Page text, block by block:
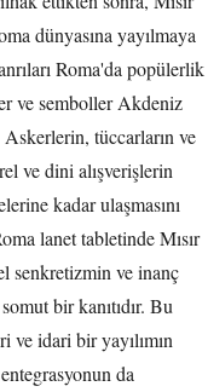
dünyasına yayılmaya
Roma'da popülerlik
ve semboller Akdeniz
Askerlerin, tüccarların ve
ve dini alışverişlerin
kadar ulaşmasını
lanet tabletinde Mısır
senkretizmin ve inanç
bir kanıtıdır. Bu
ve idari bir yayılımın
da